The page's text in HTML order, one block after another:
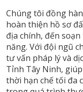
Chúng tôi đồng
hoàn thiện hồ sơ
địa chính, đến
năng. Với đội ngũ
tư vấn pháp lý và
Tỉnh Tây Ninh,
thời hạn chế tối đa